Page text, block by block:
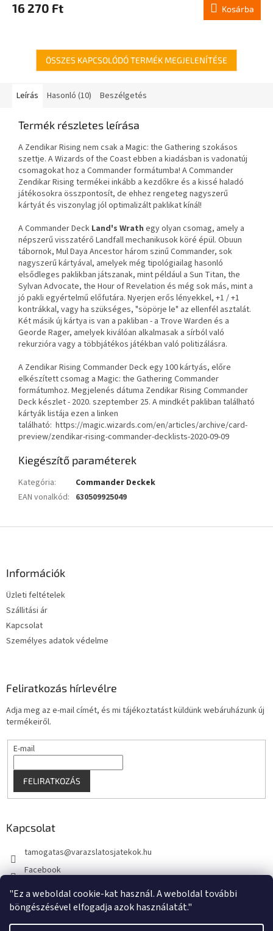
"Ez a weboldal cookie-kat használ. A weboldal további
böngészésével elfogadja azok használatát."
16 270 Ft Kosárba
ÖSSZES KAPCSOLÓDÓ TERMÉK MEGJELENÍTÉSE
Leírás Hasonló (10) Beszélgetés
Termék részletes leírása
A Zendikar Rising nem csak a Magic: the Gathering szokásos
szettje. A Wizards of the Coast ebben a kiadásban is vadonatúj
csomagokat hoz a Commander formátumba! A Commander
Zendikar Rising termékei inkább a kezdőkre és a kissé haladó
játékosokra összpontosít, de ehhez rengeteg nagyszerű
kártyát és viszonylag jól optimalizált paklikat kínál!
A Commander Deck Land's Wrath egy olyan csomag, amely a
népszerű visszatérő Landfall mechanikusok köré épül. Obuun
tábornok, Mul Daya Ancestor három szinű Commander, sok
nagyszerű kártyával, amelyek még tipológiailag hasonló
elsődleges paklikban játszanak, mint például a Sun Titan, the
Sylvan Advocate, the Hour of Revelation és még sok más, mint a
jó pakli egyértelmű előfutára. Nyerjen erős lényekkel, +1 / +1
kontrákkal, vagy ha szükséges, "söpörje le" az ellenfél asztalát.
Két másik új kártya is van a pakliban - a Trove Warden és a
Georde Rager, amelyek kiválóan alkalmasak a sírból való
rekurzióra vagy a többjátékos játékban való politizálásra.
A Zendikar Rising Commander Deck egy 100 kártyás, előre
elkészített csomag a Magic: the Gathering Commander
formátumhoz. Megjelenés dátuma Zendikar Rising Commander
Deck készlet - 2020. szeptember 25. A mindkét pakliban található
kártyák listája ezen a linken
található: https://magic.wizards.com/en/articles/archive/card-
preview/zendikar-rising-commander-decklists-2020-09-09
Kiegészítő paraméterek
Kategória:
Commander Deckek
EAN vonalkód: 630509925049
Információk
Üzleti feltételek
Szállitási ár
Kapcsolat
Személyes adatok védelme
Feliratkozás hírlevélre
Adja meg az e-mail címét, és mi tájékoztatást küldünk webáruházunk új
termékeiről.
E-mail
FELIRATKOZÁS
Kapcsolat
tamogatas@varazslatosjatekok.hu
Facebook
kouzelnehry